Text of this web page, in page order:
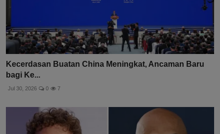
Kecerdasan Buatan China Meningkat, Ancaman Baru
bagi Ke...
Jul 30, 2026 0 7